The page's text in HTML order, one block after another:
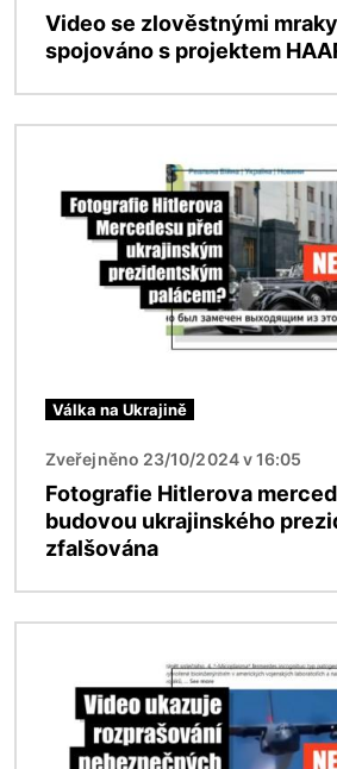
Video se zlověstnými
spojováno s projektem
Válka na Ukrajině
Zveřejněno 23/10/2024 v 16:05
Fotografie Hitlerova
budovou ukrajinského
zfalšována